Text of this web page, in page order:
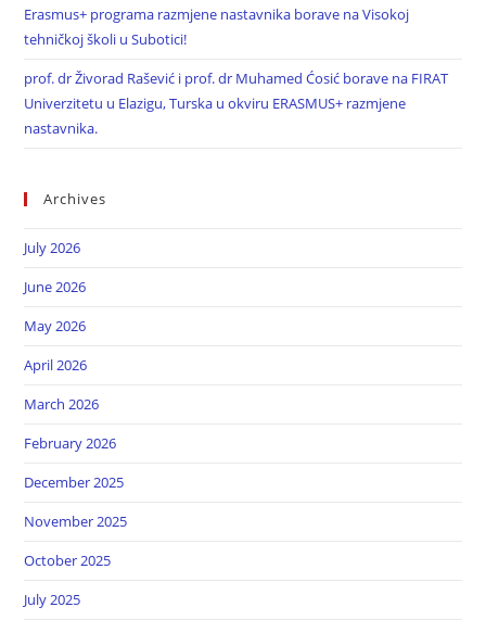
Erasmus+ programa razmjene nastavnika borave na Visokoj
tehničkoj školi u Subotici!
prof. dr Živorad Rašević i prof. dr Muhamed Ćosić borave na FIRAT
Univerzitetu u Elazigu, Turska u okviru ERASMUS+ razmjene
nastavnika.
Archives
July 2026
June 2026
May 2026
April 2026
March 2026
February 2026
December 2025
November 2025
October 2025
July 2025